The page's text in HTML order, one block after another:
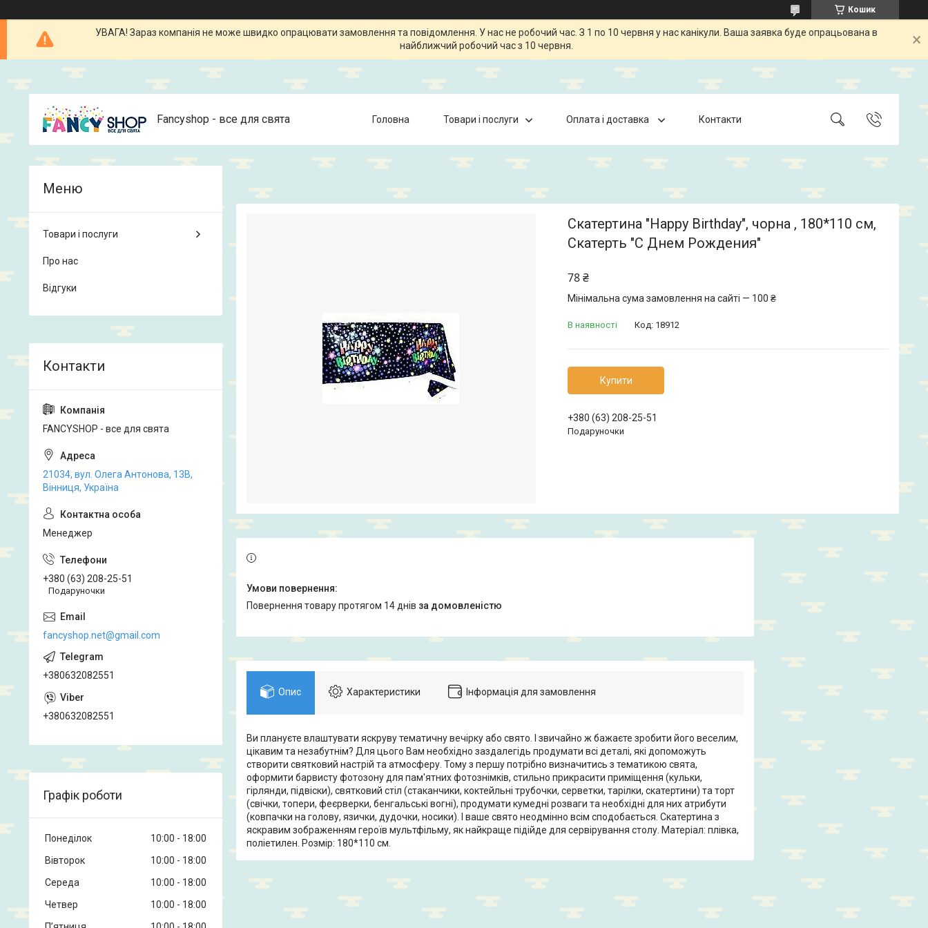
Кошик
УВАГА! Зараз компанія не може швидко опрацювати замовлення та повідомлення. У нас не робочий час. З 1 по 10 червня у нас канікули. Ваша заявка буде опрацьована в
найближчий робочий час з 10 червня.
Fancyshop - все для свята Головна Товари і послуги Оплата і доставка Контакти
Скатертина "Happy Birthday", чорна , 180*110 см,
Скатерть "С Днем Рождения"
78 ₴
Мінімальна сума замовлення на сайті — 100 ₴
В наявності Код: 18912
Купити
+380 (63) 208-25-51
Подаруночки
повернення товару протягом 14 днів за домовленістю
Опис Характеристики Інформація для замовлення
Ви плануєте влаштувати яскруву тематичну вечірку або свято. І звичайно ж бажаєте зробити його веселим,
цікавим та незабутнім? Для цього Вам необхідно заздалегідь продумати всі деталі, які допоможуть
створити святковий настрій та атмосферу. Тому з першу потрібно визначитись з тематикою свята,
оформити барвисту фотозону для пам'ятних фотознімків, стильно прикрасити приміщення (кульки,
гірлянди, підвіски), святковий стіл (стаканчики, коктейльні трубочки, серветки, тарілки, скатертини) та торт
(свічки, топери, феєрверки, бенгальські вогні), продумати кумедні розваги та необхідні для них атрибути
(ковпачки на голову, язички, дудочки, носики). І ваше свято неодмінно всім сподобається. Скатертина з
яскравим зображенням героїв мультфільму, як найкраще підійде для сервірування столу. Матеріал: плівка,
поліетилен. Розмір: 180*110 см.
Товари і послуги
Про нас
Відгуки
FANCYSHOP - все для свята
21034, вул. Олега Антонова, 13В,
Вінниця, Україна
Менеджер
+380 (63) 208-25-51
Подаруночки
fancyshop.net@gmail.com
+380632082551
+380632082551
Графік роботи
Понеділок 10:00
18:00
Вівторок
10:00
18:00
Середа
10:00
18:00
Четвер
10:00
18:00